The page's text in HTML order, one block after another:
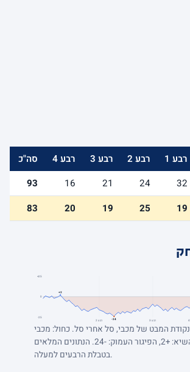
רבע 1 רבע 2 רבע 3 רבע 4
סה"כ
32
24
21
16
93
19
25
19
20
83
+25
0
-25
+2
-24 רבע 2 רבע 3
המבט של מכבי, סל אחרי סל. כחול: מכבי
מובילה. השיא: +2, הפיגור העמוק: -24. הנתונים המלאים
בטבלת הרבעים למעלה.